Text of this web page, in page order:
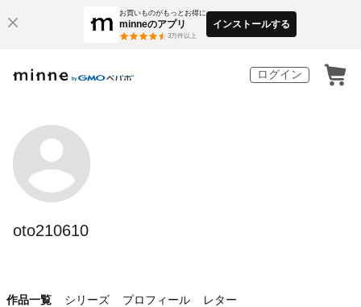
お買いものがもっとお得に
minneのアプリ
3万件以上
インストールする
ログイン
oto210610
作品一覧 シリーズ プロフィール レター